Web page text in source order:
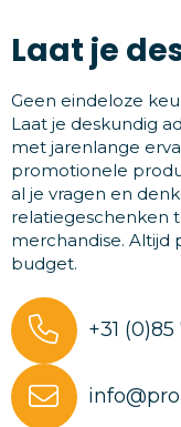
Laat je
Geen eindeloze
Laat je deskundig
met jarenlange
promotionele
al je vragen en
relatiegeschenken
merchandise. Altijd
budget.
+31